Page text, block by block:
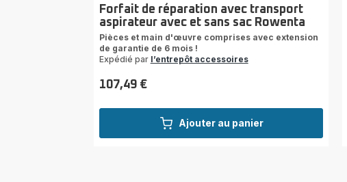
Ajouter au panier
Forfait de réparation avec transport
aspirateur avec et sans sac Rowenta
Pièces et main d'œuvre comprises avec extension
de garantie de 6 mois !
Expédié par l’entrepôt accessoires
Prix
107,49 €